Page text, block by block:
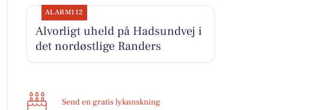
ALARM112
Alvorligt uheld på Hadsundvej i
det nordøstlige Randers
Send en gratis lykønskning